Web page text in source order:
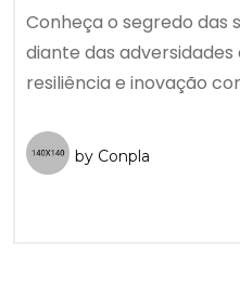
Conheça o segredo
diante das
resiliência e inovação
by Conpla